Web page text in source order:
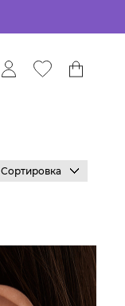
Сортировка